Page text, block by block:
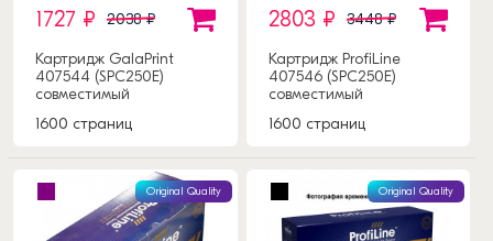
1727 ₽ 2038 ₽
Картридж GalaPrint
407544 (SPC250E)
совместимый
1600 страниц
2803 ₽ 3448 ₽
Картридж ProfiLine
407546 (SPC250E)
совместимый
1600 страниц
Original Quality Original Quality